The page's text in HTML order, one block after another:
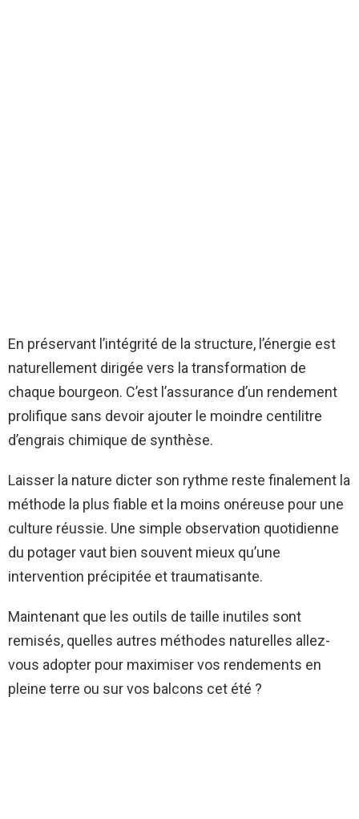
En préservant l’intégrité de la structure, l’énergie est
naturellement dirigée vers la transformation de
chaque bourgeon. C’est l’assurance d’un rendement
prolifique sans devoir ajouter le moindre centilitre
d’engrais chimique de synthèse.
Laisser la nature dicter son rythme reste finalement la
méthode la plus fiable et la moins onéreuse pour une
culture réussie. Une simple observation quotidienne
du potager vaut bien souvent mieux qu’une
intervention précipitée et traumatisante.
Maintenant que les outils de taille inutiles sont
remisés, quelles autres méthodes naturelles allez-
vous adopter pour maximiser vos rendements en
pleine terre ou sur vos balcons cet été ?